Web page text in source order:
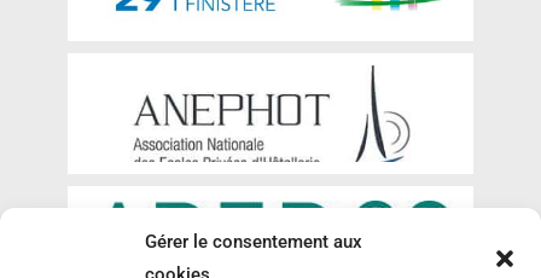
Gérer le consentement aux